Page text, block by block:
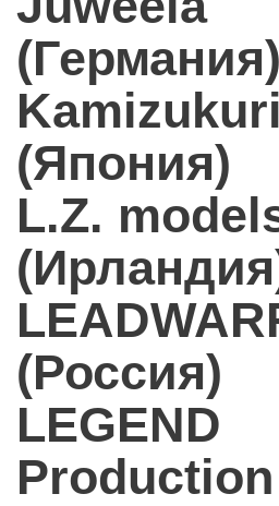
(Германия)
Kamizukuri
(Япония)
L.Z.
(Россия)
LEGEND
Production